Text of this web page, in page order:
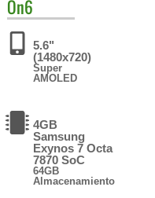
On6
5.6"
(1480x720)
Super
AMOLED
4GB
Samsung
Exynos 7 Octa
7870 SoC
64GB
Almacenamiento